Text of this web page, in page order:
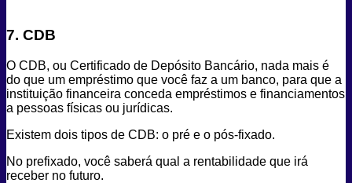
7. CDB
O CDB, ou Certificado de Depósito Bancário, nada mais é
do que um empréstimo que você faz a um banco, para que a
instituição financeira conceda empréstimos e financiamentos
a pessoas físicas ou jurídicas.
Existem dois tipos de CDB: o pré e o pós-fixado.
No prefixado, você saberá qual a rentabilidade que irá
receber no futuro.